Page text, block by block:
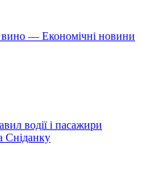
вино — Економічні новини
водії і пасажири
Сніданку